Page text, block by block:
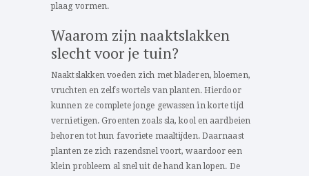
plaag vormen.
Waarom zijn naaktslakken
slecht voor je tuin?
Naaktslakken voeden zich met bladeren, bloemen,
vruchten en zelfs wortels van planten. Hierdoor
kunnen ze complete jonge gewassen in korte tijd
vernietigen. Groenten zoals sla, kool en aardbeien
behoren tot hun favoriete maaltijden. Daarnaast
planten ze zich razendsnel voort, waardoor een
klein probleem al snel uit de hand kan lopen. De